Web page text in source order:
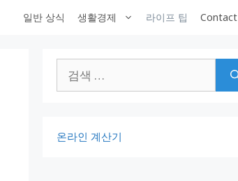
일반 상식 생활경제 라이프 팁 Contact
색:
온라인 계산기